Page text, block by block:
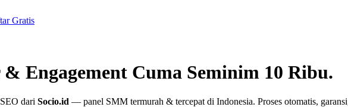
Gratis
Engagement Cuma Seminim 10 Ribu.
dari Socio.id — panel SMM termurah & tercepat di Indonesia. Proses otomatis,